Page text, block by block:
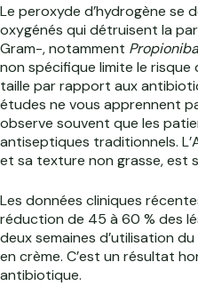
Le peroxyde d’hydrogène se
oxygénés qui détruisent la
Gram-, notamment
non spécifique limite le
taille par rapport aux
études ne vous apprennent
observe souvent que les
antiseptiques traditionnels.
et sa texture non grasse, est
Les données cliniques
réduction de 45 à 60 % des
deux semaines d’utilisation du
en crème. C’est un résultat
antibiotique.